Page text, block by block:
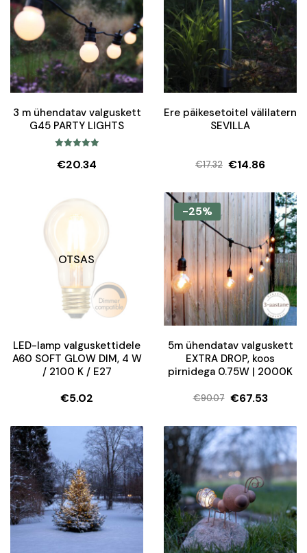
3 m ühendatav valguskett
G45 PARTY LIGHTS
5.00/ 5
€20.34
Ere päikesetoitel välilatern
SEVILLA
€17.32
Algne
hind
oli:
€17.32.
€14.86
Current
price
is:
€14.86.
OTSAS
LED-lamp valguskettidele
A60 SOFT GLOW DIM, 4 W
/ 2100 K / E27
€5.02
-25%
5m ühendatav valguskett
EXTRA DROP, koos
pirnidega 0.75W | 2000K
€90.07
Algne
hind
oli:
€90.07.
€67.53
Current
price
is:
€67.53.